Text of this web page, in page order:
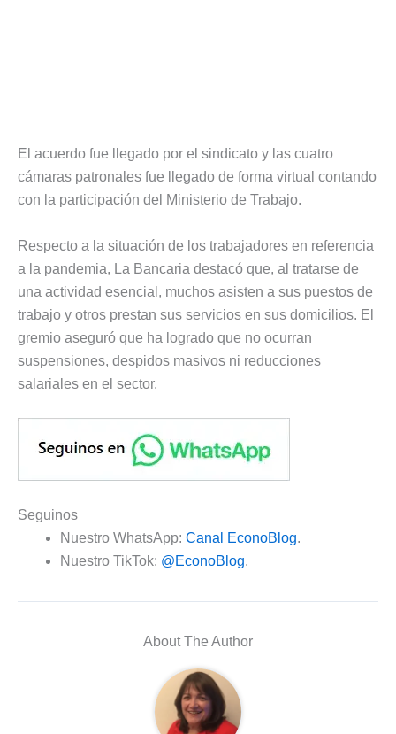
El acuerdo fue llegado por el sindicato y las cuatro
cámaras patronales fue llegado de forma virtual contando
con la participación del Ministerio de Trabajo.
Respecto a la situación de los trabajadores en referencia
a la pandemia, La Bancaria destacó que, al tratarse de
una actividad esencial, muchos asisten a sus puestos de
trabajo y otros prestan sus servicios en sus domicilios. El
gremio aseguró que ha logrado que no ocurran
suspensiones, despidos masivos ni reducciones
salariales en el sector.
Seguinos
Nuestro WhatsApp: Canal EconoBlog.
Nuestro TikTok: @EconoBlog.
About The Author